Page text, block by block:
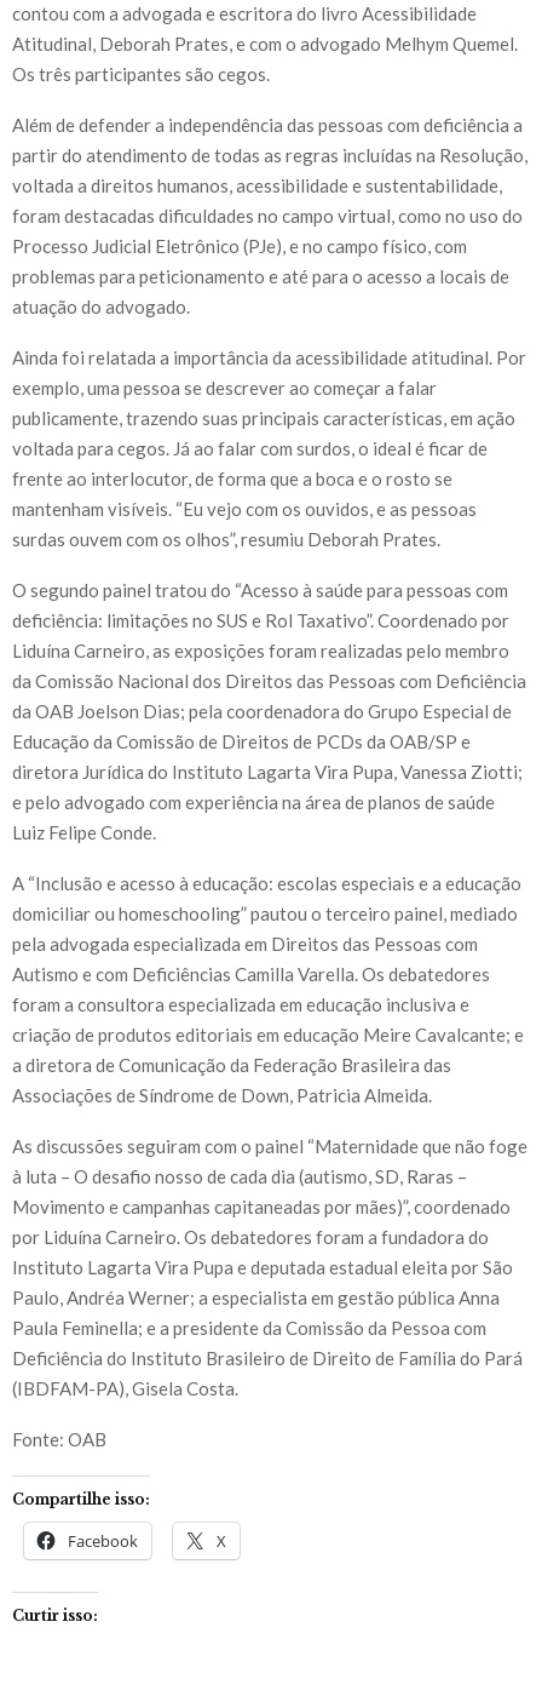
contou com a advogada e escritora do livro Acessibilidade
Atitudinal, Deborah Prates, e com o advogado Melhym Quemel.
Os três participantes são cegos.
Além de defender a independência das pessoas com deficiência a
partir do atendimento de todas as regras incluídas na Resolução,
voltada a direitos humanos, acessibilidade e sustentabilidade,
foram destacadas dificuldades no campo virtual, como no uso do
Processo Judicial Eletrônico (PJe), e no campo físico, com
problemas para peticionamento e até para o acesso a locais de
atuação do advogado.
Ainda foi relatada a importância da acessibilidade atitudinal. Por
exemplo, uma pessoa se descrever ao começar a falar
publicamente, trazendo suas principais características, em ação
voltada para cegos. Já ao falar com surdos, o ideal é ficar de
frente ao interlocutor, de forma que a boca e o rosto se
mantenham visíveis. “Eu vejo com os ouvidos, e as pessoas
surdas ouvem com os olhos”, resumiu Deborah Prates.
O segundo painel tratou do “Acesso à saúde para pessoas com
deficiência: limitações no SUS e Rol Taxativo”. Coordenado por
Liduína Carneiro, as exposições foram realizadas pelo membro
da Comissão Nacional dos Direitos das Pessoas com Deficiência
da OAB Joelson Dias; pela coordenadora do Grupo Especial de
Educação da Comissão de Direitos de PCDs da OAB/SP e
diretora Jurídica do Instituto Lagarta Vira Pupa, Vanessa Ziotti;
e pelo advogado com experiência na área de planos de saúde
Luiz Felipe Conde.
A “Inclusão e acesso à educação: escolas especiais e a educação
domiciliar ou homeschooling” pautou o terceiro painel, mediado
pela advogada especializada em Direitos das Pessoas com
Autismo e com Deficiências Camilla Varella. Os debatedores
foram a consultora especializada em educação inclusiva e
criação de produtos editoriais em educação Meire Cavalcante; e
a diretora de Comunicação da Federação Brasileira das
Associações de Síndrome de Down, Patricia Almeida.
As discussões seguiram com o painel “Maternidade que não foge
à luta – O desafio nosso de cada dia (autismo, SD, Raras –
Movimento e campanhas capitaneadas por mães)”, coordenado
por Liduína Carneiro. Os debatedores foram a fundadora do
Instituto Lagarta Vira Pupa e deputada estadual eleita por São
Paulo, Andréa Werner; a especialista em gestão pública Anna
Paula Feminella; e a presidente da Comissão da Pessoa com
Deficiência do Instituto Brasileiro de Direito de Família do Pará
(IBDFAM-PA), Gisela Costa.
Fonte: OAB
Compartilhe isso:
Facebook X
Curtir isso: